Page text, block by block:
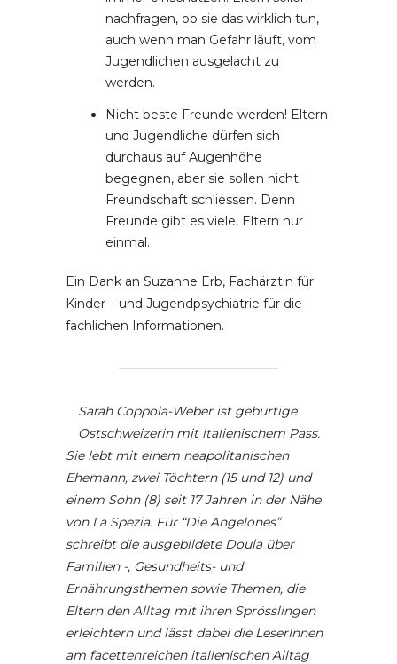
nachfragen, ob sie das wirklich tun,
auch wenn man Gefahr läuft, vom
Jugendlichen ausgelacht zu
werden.
Nicht beste Freunde werden! Eltern
und Jugendliche dürfen sich
durchaus auf Augenhöhe
begegnen, aber sie sollen nicht
Freundschaft schliessen. Denn
Freunde gibt es viele, Eltern nur
einmal.
Ein Dank an Suzanne Erb, Fachärztin für
Kinder – und Jugendpsychiatrie für die
fachlichen Informationen.
Sarah Coppola-Weber ist gebürtige
Ostschweizerin mit italienischem Pass.
Sie lebt mit einem neapolitanischen
Ehemann, zwei Töchtern (15 und 12) und
einem Sohn (8) seit 17 Jahren in der Nähe
von La Spezia. Für “Die Angelones”
schreibt die ausgebildete Doula über
Familien -, Gesundheits- und
Ernährungsthemen sowie Themen, die
Eltern den Alltag mit ihren Sprösslingen
erleichtern und lässt dabei die LeserInnen
am facettenreichen italienischen Alltag